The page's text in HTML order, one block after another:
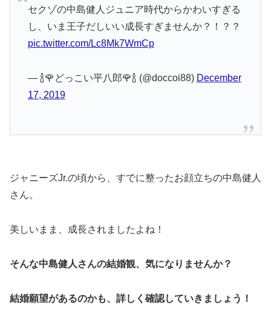
セクゾの中島健人ジュニア時代からかわいすぎる
し、いま王子だしいい成長すぎませんか？！？？
pic.twitter.com/Lc8Mk7WmCp
— 🍾🌹どっこい平八郎🌹🍾 (@doccoi88) December
17, 2019
ジャニーズJr.の頃から、すでに整ったお顔立ちの中島健人
さん。
美しいまま、成長されましたよね！
そんな中島健人さんの結婚観、気になりませんか？
結婚願望があるのかも、詳しく確認していきましょう！